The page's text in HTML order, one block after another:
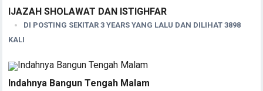
IJAZAH SHOLAWAT DAN ISTIGHFAR
DI POSTING SEKITAR 3 YEARS YANG LALU DAN DILIHAT 3898
KALI
Indahnya Bangun Tengah Malam